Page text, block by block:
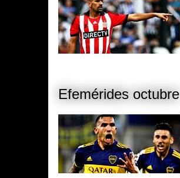
Efemérides octubre